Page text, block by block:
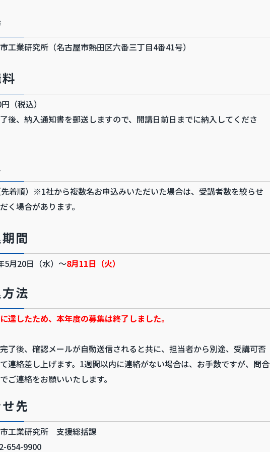
工業研究所（名古屋市熱田区六番三丁目4番41号）
（税込）
後、納入通知書を郵送しますので、開講日前日までに納入してくださ
着順）※1社から複数名お申込みいただいた場合は、受講者数を絞らせ
く場合があります。
間
5月20日（水）～8月11日（火）
法
達したため、本年度の募集は終了しました。
了後、確認メールが自動送信されると共に、担当者から別途、受講可否
連絡差し上げます。1週間以内に連絡がない場合は、お手数ですが、問合
ご連絡をお願いいたします。
先
工業研究所 支援総括課
654-9900